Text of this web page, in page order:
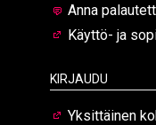
Anna
Käyttö- ja
Kirjaudu
Yksittäinen